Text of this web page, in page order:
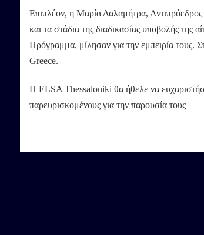
Επιπλέον, η Μαρία Δαλαμήτρα,
και τα στάδια της διαδικασίας υποβολής
Πρόγραμμα, μίλησαν για την εμπειρία τους.
Greece.
Η ELSA Thessaloniki θα ήθελε να
παρευρισκομένους για την παρουσία τους